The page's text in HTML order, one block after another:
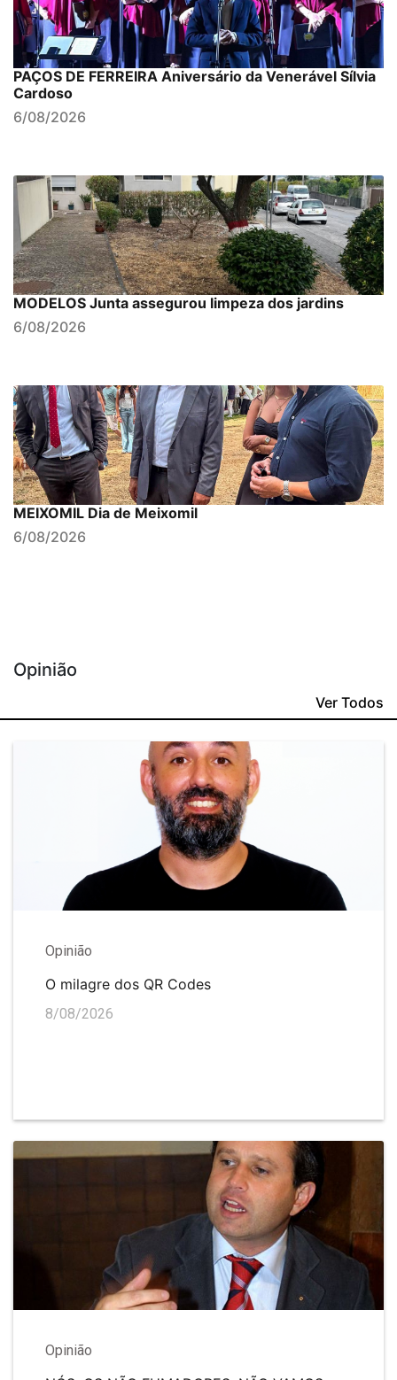
PAÇOS DE FERREIRA Aniversário da Venerável Sílvia
Cardoso
6/08/2026
MODELOS Junta assegurou limpeza dos jardins
6/08/2026
MEIXOMIL Dia de Meixomil
6/08/2026
Opinião
Ver Todos
Opinião
O milagre dos QR Codes
8/08/2026
Opinião